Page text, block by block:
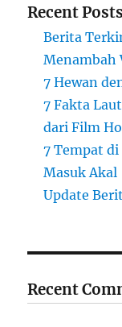
Recent Posts
Berita
Menambah
7 Hewan
7 Fakta
dari Film
7 Tempat
Masuk Akal
Update
Recent